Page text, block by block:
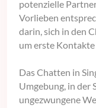
potenzielle
Vorlieben
darin, sich in den
um erste Kontakte
Das Chatten in
Umgebung, in der
ungezwungene